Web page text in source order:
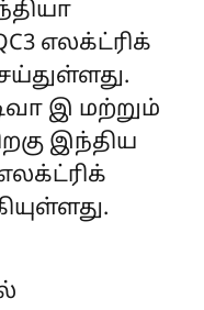
எலக்ட்ரிக்
இ மற்றும்
இந்திய